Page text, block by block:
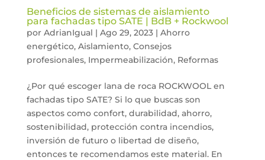
Beneficios de sistemas de aislamiento
para fachadas tipo SATE | BdB + Rockwool
por AdrianIgual | Ago 29, 2023| Ahorro
energético, Aislamiento, Consejos
profesionales, Impermeabilización, Reformas
¿Por qué escoger lana de roca ROCKWOOL en
fachadas tipo SATE? Si lo que buscas son
aspectos como confort, durabilidad, ahorro,
sostenibilidad, protección contra incendios,
inversión de futuro o libertad de diseño,
entonces te recomendamos este material. En